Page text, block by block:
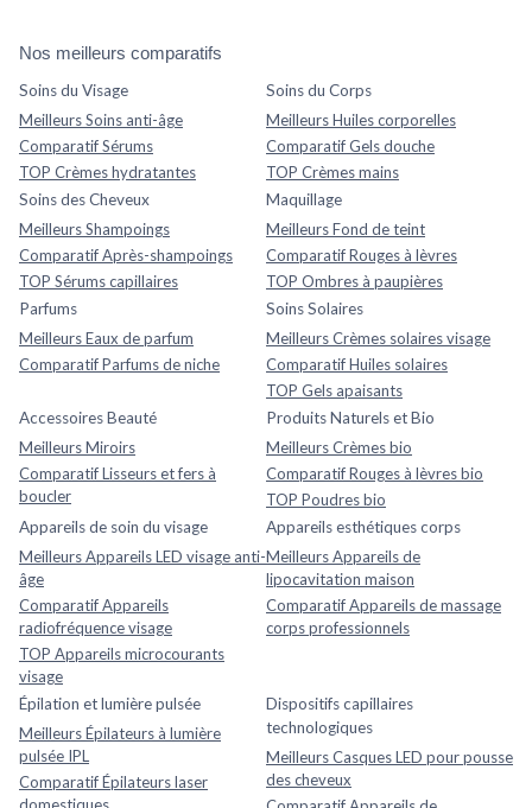
Nos meilleurs comparatifs
Soins du Visage
Meilleurs Soins anti-âge
Comparatif Sérums
TOP Crèmes hydratantes
Soins du Corps
Meilleurs Huiles corporelles
Comparatif Gels douche
TOP Crèmes mains
Soins des Cheveux
Meilleurs Shampoings
Comparatif Après-shampoings
TOP Sérums capillaires
Maquillage
Meilleurs Fond de teint
Comparatif Rouges à lèvres
TOP Ombres à paupières
Parfums
Meilleurs Eaux de parfum
Comparatif Parfums de niche
Soins Solaires
Meilleurs Crèmes solaires visage
Comparatif Huiles solaires
TOP Gels apaisants
Accessoires Beauté
Meilleurs Miroirs
Comparatif Lisseurs et fers à
boucler
Produits Naturels et Bio
Meilleurs Crèmes bio
Comparatif Rouges à lèvres bio
TOP Poudres bio
Appareils de soin du visage
Meilleurs Appareils LED visage anti-
âge
Comparatif Appareils
radiofréquence visage
TOP Appareils microcourants
visage
Appareils esthétiques corps
Meilleurs Appareils de
lipocavitation maison
Comparatif Appareils de massage
corps professionnels
Épilation et lumière pulsée
Meilleurs Épilateurs à lumière
pulsée IPL
Comparatif Épilateurs laser
domestiques
Dispositifs capillaires
technologiques
Meilleurs Casques LED pour pousse
des cheveux